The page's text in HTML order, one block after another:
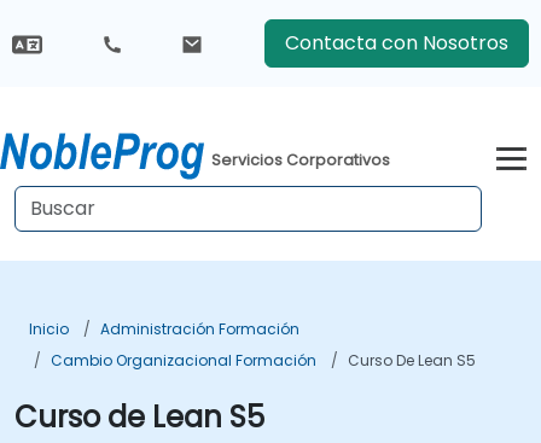
Contacta con Nosotros
Servicios Corporativos
Inicio
Administración Formación
Cambio Organizacional Formación
Curso De Lean S5
Curso de Lean S5